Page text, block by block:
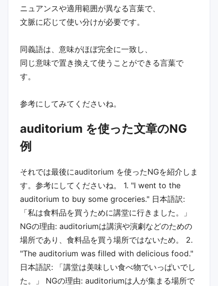
ニュアンスや適用範囲が異なる言葉で、
文脈に応じて使い分けが必要です。
同義語は、意味がほぼ完全に一致し、
同じ意味で置き換えて使うことができる言葉で
す。
参考にしてみてくださいね。
auditorium を使った文章のNG
例
それでは最後に auditorium を使ったNGを紹介しま
す。参考にしてくださいね。 1. "I went to the
auditorium to buy some groceries." 日本語訳:
「私は食料品を買うために講堂に行きました。」
NGの理由: auditoriumは講演や演劇などのための
場所であり、食料品を買う場所ではないため。 2.
"The auditorium was filled with delicious food."
日本語訳: 「講堂は美味しい食べ物でいっぱいでし
た。」 NGの理由: auditoriumは人が集まる場所で